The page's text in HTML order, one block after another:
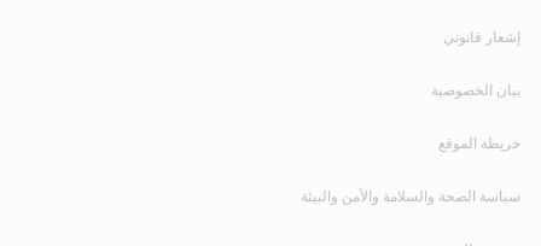
إشعار قانوني
بيان الخصوصية
خريطة الموقع
سياسة الصحة والسلامة والأمن والبيئة